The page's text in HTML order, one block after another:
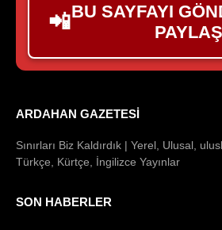
📲BU SAYFAYI
PAYLAŞ
ARDAHAN GAZETESI
Sınırları Biz Kaldırdık | Yerel, Ulusal,
Türkçe, Kürtçe, İngilizce Yayınlar
SON HABERLER